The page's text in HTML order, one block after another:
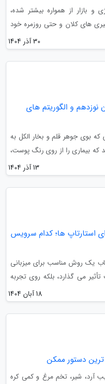
و بازار از همواره بیشتر شده،
های کلان و حتی روزمره خود
30 آذر 1404
نوزدهم و الگوریتم های
بوی جوهر قلم و بخار الکل به
بیماری را از روی رنگ پوست،
13 آذر 1404
استارتاپ ها؛ کدام سرویس
یک روش مناسب برای میزبانی
می گذارد، بلکه روی تجربه
18 آبان 1404
آرد، شیر، تخم مرغ و کمی کره